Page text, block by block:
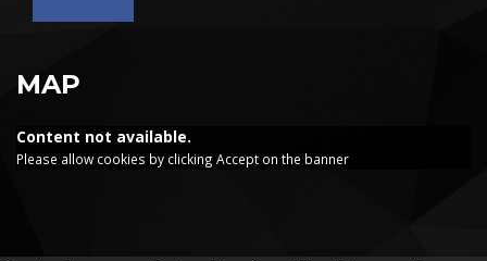
MAP
Content not available.
Please allow cookies by clicking Accept on the banner